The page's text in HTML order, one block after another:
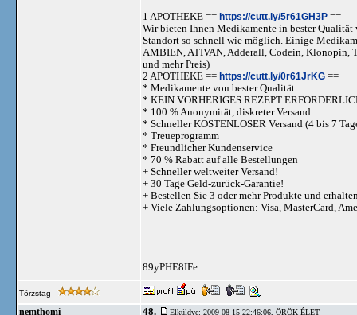
1 APOTHEKE == https://cutt.ly/5r61GH3P ==
Wir bieten Ihnen Medikamente in bester
Standort so schnell wie möglich. Einige
AMBIEN, ATIVAN, Adderall, Codein, Klonopin,
und mehr Preis)
2 APOTHEKE == https://cutt.ly/0r61JrKG ==
* Medikamente von bester Qualität
* KEIN VORHERIGES REZEPT
* 100 % Anonymität, diskreter Versand
* Schneller KOSTENLOSER Versand (4 bis 7
* Treueprogramm
* Freundlicher Kundenservice
* 70 % Rabatt auf alle Bestellungen
+ Schneller weltweiter Versand!
+ 30 Tage Geld-zurück-Garantie!
+ Bestellen Sie 3 oder mehr Produkte und
+ Viele Zahlungsoptionen: Visa, MasterCard,
89yPHE8IFe
Törzstag
nemthomi 48. Elküldve: 2009-08-15 22:46:06, ÖRÖK ÉLET